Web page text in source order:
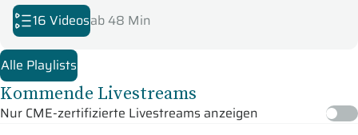
16 Videosab 48 Min
Alle Playlists
Kommende Livestreams
Nur CME-zertifizierte Livestreams anzeigen